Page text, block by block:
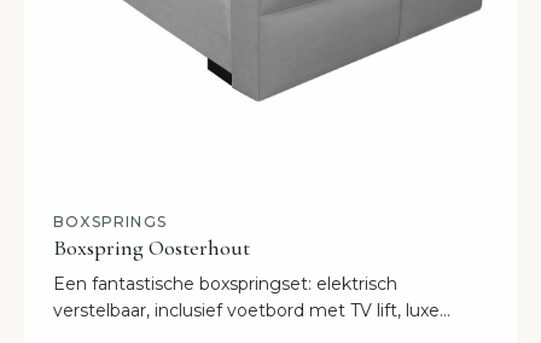
BOXSPRINGS
Boxspring Oosterhout
Een fantastische boxspringset: elektrisch
verstelbaar, inclusief voetbord met TV lift, luxe